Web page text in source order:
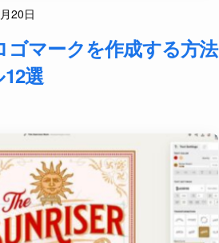
20日
ゴマークを作成する方法
選